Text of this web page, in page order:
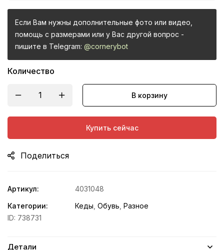
Если Вам нужны дополнительные фото или видео,
помощь с размерами или у Вас другой вопрос -
пишите в Telegram: @cornerybot
Количество
В корзину
Купить сейчас
Поделиться
Артикул:
4031048
Категории:
Кеды Обувь Разное
ID: 738731
Детали